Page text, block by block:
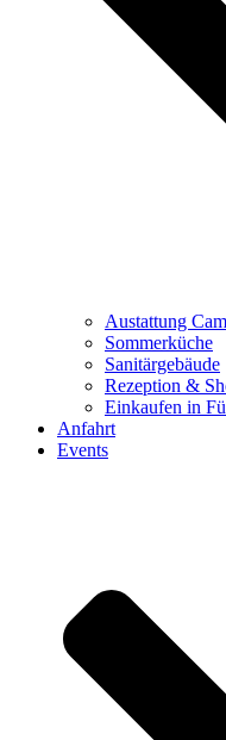
Austattung
Sommerküche
Sanitärgebäude
Rezeption &
Einkaufen in
Anfahrt
Events